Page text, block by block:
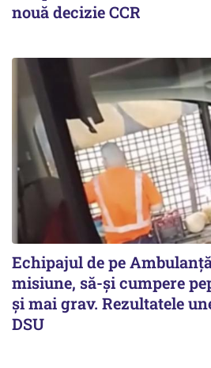
nouă decizie CCR
Echipajul de pe
misiune, să-și cumpere
și mai grav. Rezultatele
DSU